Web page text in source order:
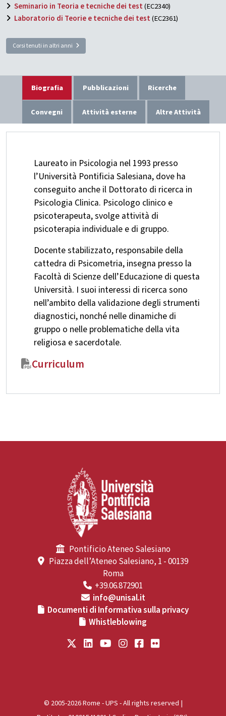
Seminario in Teoria e tecniche dei test(EC2340)
Laboratorio di Teorie e tecniche dei test(EC2361)
Corsi tenuti in altri anni
Biografia Pubblicazioni Ricerche
Convegni Attività esterne Altre Attività
Laureato in Psicologia nel 1993 presso
l’Università Pontificia Salesiana, dove ha
conseguito anche il Dottorato di ricerca in
Psicologia Clinica. Psicologo clinico e
psicoterapeuta, svolge attività di
psicoterapia individuale e di gruppo.
Docente stabilizzato, responsabile della
cattedra di Psicometria, insegna presso la
Facoltà di Scienze dell’Educazione di questa
Università. I suoi interessi di ricerca sono
nell’ambito della validazione degli strumenti
diagnostici, nonché nelle dinamiche di
gruppo o nelle problematiche della vita
religiosa e sacerdotale.
Curriculum
Pontificio Ateneo Salesiano
Piazza dell’Ateneo Salesiano, 1 - 00139
Roma
+39.06.872901
info@unisal.it
Documenti di Informativa sulla privacy
Whistleblowing
© 2005-2026 Rome - UPS - All rights reserved |